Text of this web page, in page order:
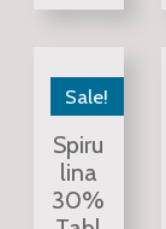
Sale!
Spiru
lina
30%